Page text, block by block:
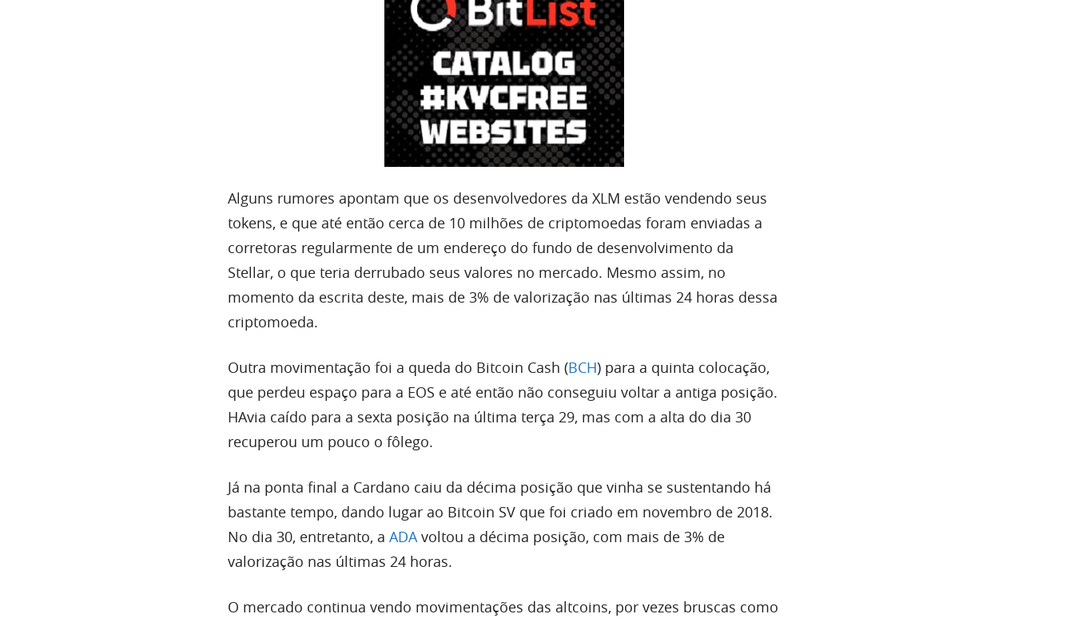
Alguns rumores apontam que os desenvolvedores da XLM estão vendendo seus
tokens, e que até então cerca de 10 milhões de criptomoedas foram enviadas a
corretoras regularmente de um endereço do fundo de desenvolvimento da
Stellar, o que teria derrubado seus valores no mercado. Mesmo assim, no
momento da escrita deste, mais de 3% de valorização nas últimas 24 horas dessa
criptomoeda.
Outra movimentação foi a queda do Bitcoin Cash (BCH) para a quinta colocação,
que perdeu espaço para a EOS e até então não conseguiu voltar a antiga posição.
HAvia caído para a sexta posição na última terça 29, mas com a alta do dia 30
recuperou um pouco o fôlego.
Já na ponta final a Cardano caiu da décima posição que vinha se sustentando há
bastante tempo, dando lugar ao Bitcoin SV que foi criado em novembro de 2018.
No dia 30, entretanto, a ADAvoltou a décima posição, com mais de 3% de
valorização nas últimas 24 horas.
O mercado continua vendo movimentações das altcoins, por vezes bruscas como